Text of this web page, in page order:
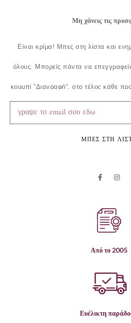
Μη χάνεις τις
Είναι κρίμα! Μπες στη λίστα και
όλους. Μπορείς πάντα να
κουμπί ”Διαγραφή”, στο τέλος κάθε
ΜΠΕΣ ΣΤΗ
Από το 2005
Ευέλικτη